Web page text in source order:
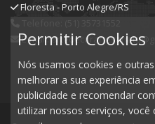
Floresta - Porto Alegre/RS
E-mail:
Permitir Cookies
Nós usamos cookies e
melhorar a sua experiência
publicidade e recomendar
utilizar nossos serviços, você